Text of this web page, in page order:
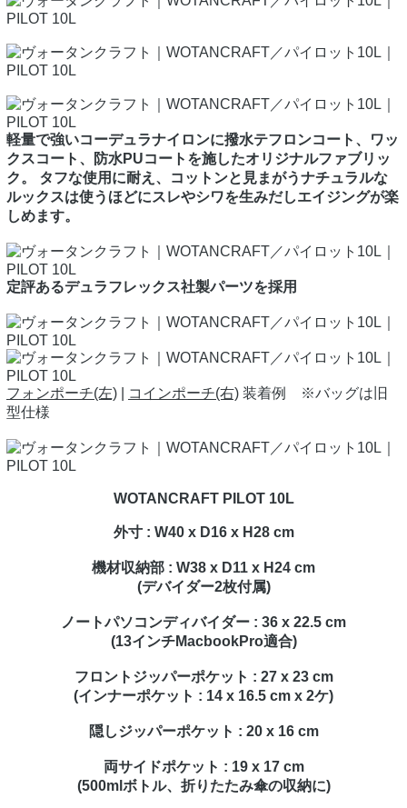
軽量で強いコーデュラナイロンに撥水テフロンコート、ワッ
クスコート、防水PUコートを施したオリジナルファブリッ
ク。 タフな使用に耐え、コットンと見まがうナチュラルな
ルックスは使うほどにスレやシワを生みだしエイジングが楽
しめます。
定評あるデュラフレックス社製パーツを採用
フォンポーチ(左) コインポーチ(右) 装着例 ※バッグは旧
型仕様
WOTANCRAFT PILOT 10L
外寸 : W40 x D16 x H28 cm
機材収納部 : W38 x D11 x H24 cm
(デバイダー2枚付属)
ノートパソコンディバイダー : 36 x 22.5 cm
(13インチMacbookPro適合)
フロントジッパーポケット : 27 x 23 cm
(インナーポケット : 14 x 16.5 cm x 2ケ)
隠しジッパーポケット : 20 x 16 cm
両サイドポケット : 19 x 17 cm
(500mlボトル、折りたたみ傘の収納に)